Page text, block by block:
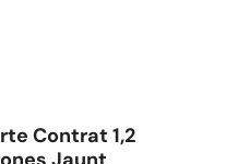
Contrat 1,2